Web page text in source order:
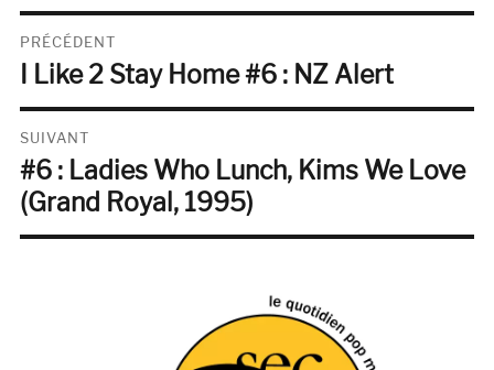
Navigation
de
l’article
PRÉCÉDENT
Publication
I Like 2 Stay Home #6 : NZ Alert
SUIVANT
Publication
suivante :
#6 : Ladies Who Lunch, Kims We Love
(Grand Royal, 1995)